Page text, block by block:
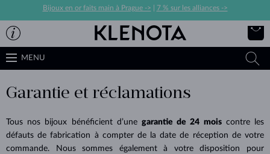
Bijoux en or faits main à Prague -> 7 % sur les alliances ->
MENU
Garantie et réclamations
Tous nos bijoux bénéficient d’une garantie de 24 moiscontre les
défauts de fabrication à compter de la date de réception de votre
commande. Nous sommes également à votre disposition pour